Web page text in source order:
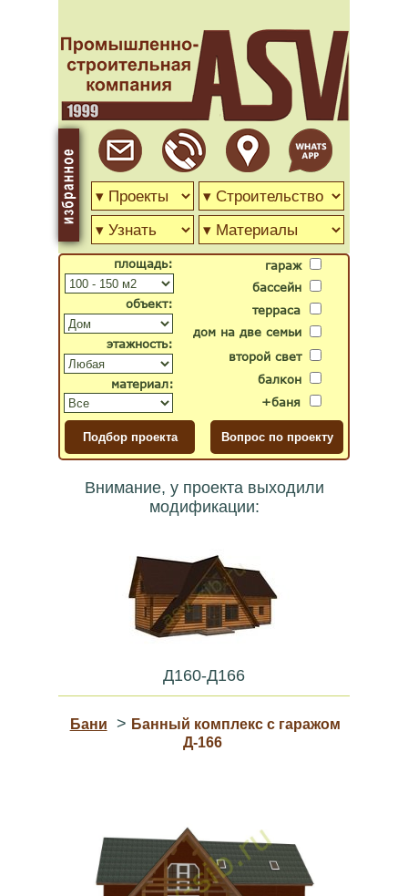
гараж
бассейн
второй свет
дом на две семьи
терраса
балкон
+баня
объект:
материал:
площадь:
этажность:
Внимание, у проекта выходили
модификации:
Д160-Д166
Бани > Банный комплекс с гаражом
Д-166